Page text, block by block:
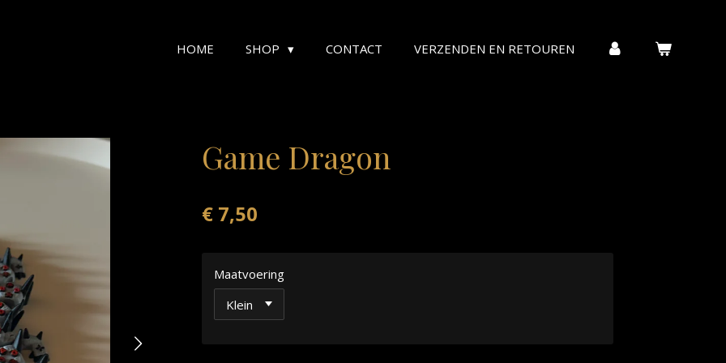
HOME SHOP CONTACT VERZENDEN EN RETOUREN
Game Dragon
€ 7,50
Maatvoering